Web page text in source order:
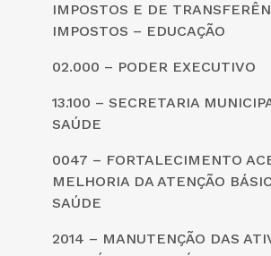
IMPOSTOS E DE
IMPOSTOS – EDUCAÇÃO
02.000 – PODER EXECUTIVO
13.100 – SECRETARIA
SAÚDE
0047 – FORTALECIMENTO
MELHORIA DA ATENÇÃO
SAÚDE
2014 – MANUTENÇÃO DAS